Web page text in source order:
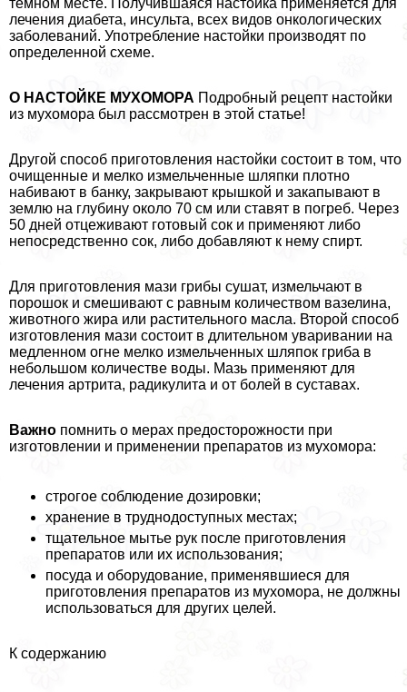
темном месте. Получившаяся настойка применяется для
лечения диабета, инсульта, всех видов oнкoлoгических
заболеваний. Употрeбление настойки производят по
определенной схеме.
О НАСТОЙКЕ МУХОМОРА Подробный рецепт настойки
из мухомора был рассмотрен в этой статье!
Другой способ приготовления настойки состоит в том, что
очищенные и мелко измельченные шляпки плотно
набивают в банку, закрывают крышкой и закапывают в
землю на глубину около 70 см или ставят в погреб. Через
50 дней отцеживают готовый сок и применяют либо
непосредственно сок, либо добавляют к нему спирт.
Для приготовления мази грибы сушат, измельчают в
порошок и смешивают с равным количеством вазелина,
животного жира или растительного масла. Второй способ
изготовления мази состоит в длительном уваривании на
медленном огне мелко измельченных шляпок гриба в
небольшом количестве воды. Мазь применяют для
лечения артрита, радикулита и от болей в суставах.
Важно помнить о мерах предосторожности при
изготовлении и применении препаратов из мухомора:
строгое соблюдение дозировки;
хранение в труднодоступных местах;
тщательное мытье рук после приготовления
препаратов или их использования;
посуда и оборудование, применявшиеся для
приготовления препаратов из мухомора, не должны
использоваться для других целей.
К содержанию